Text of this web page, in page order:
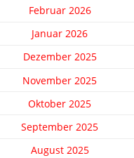
Februar 2026
Januar 2026
Dezember 2025
November 2025
Oktober 2025
September 2025
August 2025